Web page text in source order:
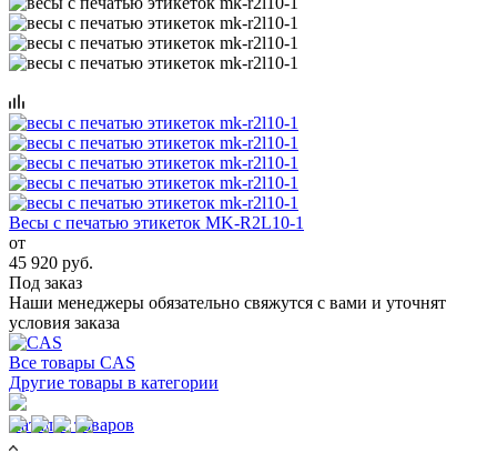
Весы с печатью этикеток MK-R2L10-1
от
45 920 руб.
Под заказ
Наши менеджеры обязательно свяжутся с вами и уточнят
условия заказа
Все товары CAS
Другие товары в категории
Каталог товаров